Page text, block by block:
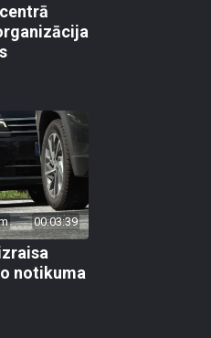
00:03:39
notikuma